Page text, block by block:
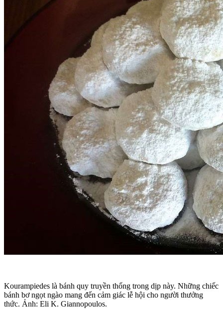
Kourampiedes là bánh quy truyền thống trong dịp này. Những chiếc
bánh bơ ngọt ngào mang đến cảm giác lễ hội cho người thưởng
thức. Ảnh: Eli K. Giannopoulos.